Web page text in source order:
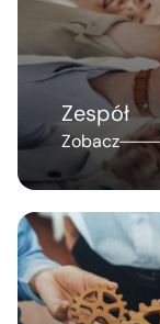
Zespół
Zobacz